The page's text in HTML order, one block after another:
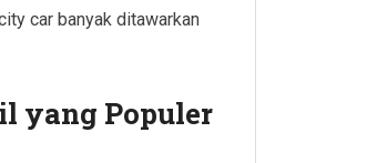
car banyak ditawarkan
yang Populer